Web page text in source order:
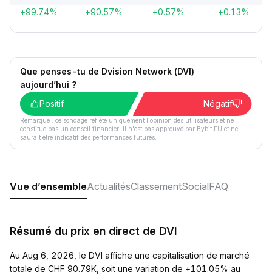
+99.74% +90.57% +0.57% +0.13%
Que penses-tu de Dvision Network (DVI)
aujourd’hui ?
Positif
Négatif
Remarque : ce sondage reflète uniquement l'opinion des utilisateurs et ne
constitue pas un conseil financier. Il n'est pas approuvé par Bybit EU et ne
saurait être indicatif des performances futures.
Vue d’ensembleActualitésClassementSocialFAQ
Résumé du prix en direct de DVI
Au Aug 6, 2026, le DVI affiche une capitalisation de marché
totale de CHF 90.79K, soit une variation de +101.05% au